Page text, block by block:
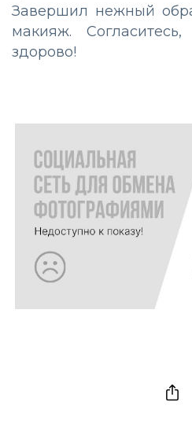
Завершил нежный
макияж.
здорово!